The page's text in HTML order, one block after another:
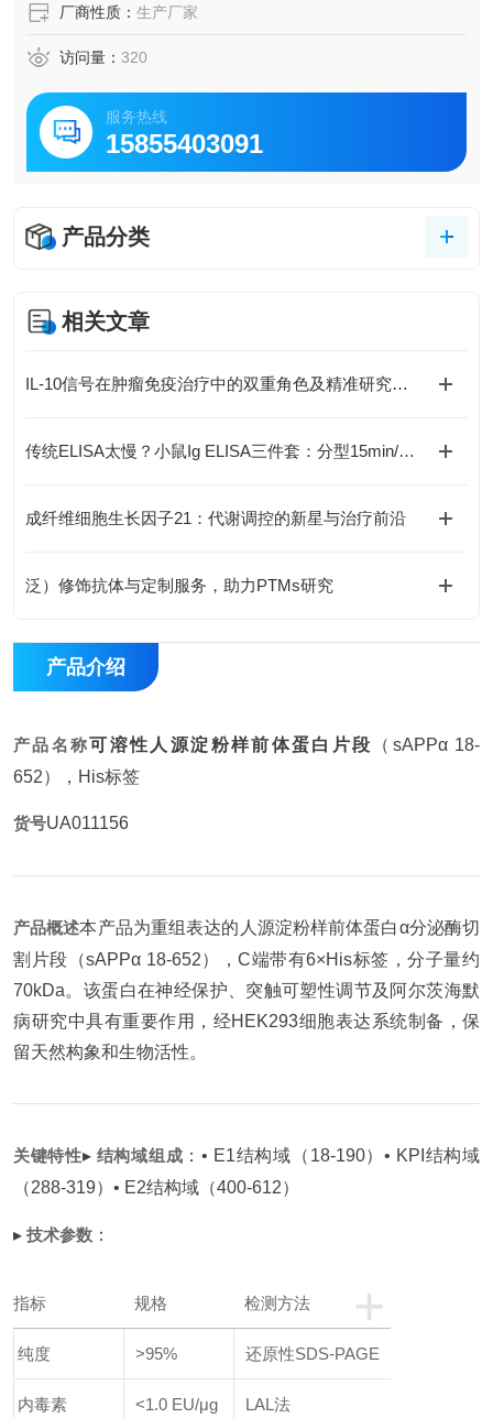
厂商性质： 生产厂家
访问量： 320
服务热线
15855403091
产品分类
相关文章
IL-10信号在肿瘤免疫治疗中的双重角色及精准研究策略
传统ELISA太慢？小鼠Ig ELISA三件套：分型15min/定量1h/宽线性45min
成纤维细胞生长因子21：代谢调控的新星与治疗前沿
泛）修饰抗体与定制服务，助力PTMs研究
产品介绍
产品名称可溶性人源淀粉样前体蛋白片段
（sAPPα 18-
652），His标签
货号UA011156
产品概述本产品为重组表达的人源淀粉样前体蛋白α分泌酶切
割片段（sAPPα 18-652），C端带有6×His标签，分子量约
70kDa。该蛋白在神经保护、突触可塑性调节及阿尔茨海默
病研究中具有重要作用，经HEK293细胞表达系统制备，保
留天然构象和生物活性。
关键特性▸ 结构域组成 ：• E1结构域（18-190）• KPI结构域
（288-319） • E2结构域（400-612）
▸ 技术参数 ：
+
指标 规格 检测方法
纯度 >95% 还原性SDS-PAGE
内毒素 <1.0 EU/μg LAL法